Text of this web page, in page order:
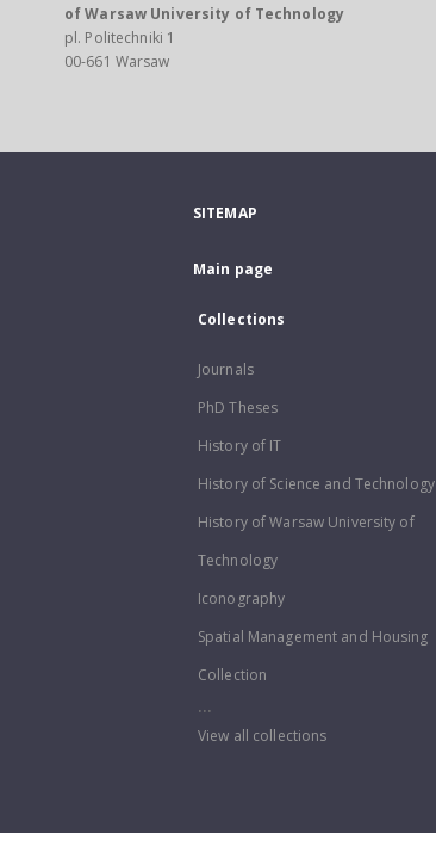
of Warsaw University of Technology
pl. Politechniki 1
00-661 Warsaw
SITEMAP
Main page
Collections
Journals
PhD Theses
History of IT
History of Science and Technology
History of Warsaw University of
Technology
Iconography
Spatial Management and Housing
Collection
...
View all collections